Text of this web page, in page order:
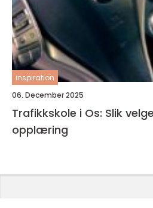
inspiration
06. December 2025
Trafikkskole i Os: Slik
opplæring